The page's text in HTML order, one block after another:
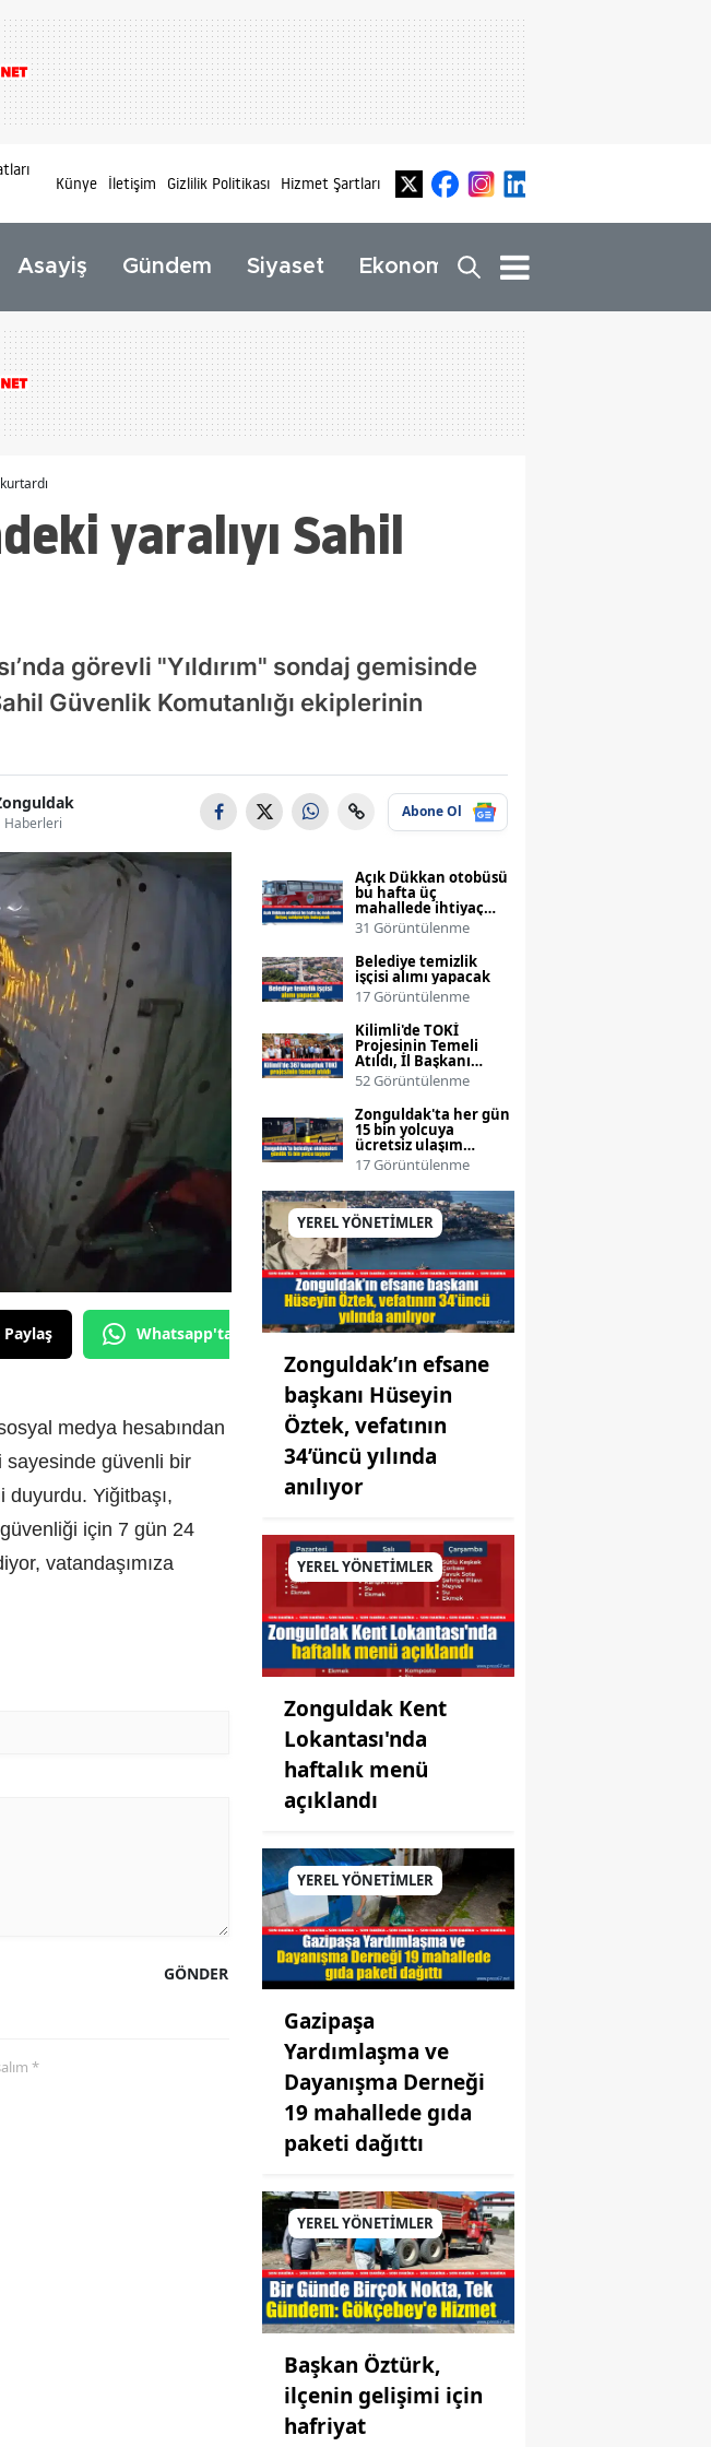
Künye İletişim Gizlilik Politikası Hizmet Şartları
Asayiş Gündem Siyaset Ekonomi Yaşam
yaralıyı Sahil
görevli "Yıldırım" sondaj gemisinde
Güvenlik Komutanlığı ekiplerinin
Haberleri
Abone Ol
Paylaş Whatsapp'tan Gönder
medya hesabından
sayesinde güvenli bir
duyurdu. Yiğitbaşı,
için 7 gün 24
vatandaşımıza
GÖNDER
*
Açık Dükkan otobüsü
bu hafta üç
mahallede ihtiyaç
sahipleriyle
buluşacak
31 Görüntülenme
Belediye temizlik
işçisi alımı yapacak
17 Görüntülenme
Kilimli'de TOKİ
Projesinin Temeli
Atıldı, İl Başkanı
Çağlayan Büyük
Kazanımı Vurguladı
52 Görüntülenme
Zonguldak'ta her gün
15 bin yolcuya
ücretsiz ulaşım
hizmeti sunuluyor
17 Görüntülenme
YEREL YÖNETİMLER
Zonguldak’ın efsane
başkanı Hüseyin
Öztek, vefatının
34’üncü yılında
anılıyor
YEREL YÖNETİMLER
Zonguldak Kent
Lokantası'nda
haftalık menü
açıklandı
YEREL YÖNETİMLER
Gazipaşa
Yardımlaşma ve
Dayanışma Derneği
19 mahallede gıda
paketi dağıttı
YEREL YÖNETİMLER
Başkan Öztürk,
ilçenin gelişimi için
hafriyat